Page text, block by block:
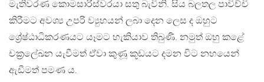
මැතිවරණ කොමසාරිස්වරයා සතු බැවිනි. සිය බලතල පාවිච්චි
කිරීමට අවශ්‍ය උපරි ව්‍යුහයන් ලබා දෙන ලෙස ද ඔහුට
ශ්‍රේෂ්ඨාධිකරණයට යෑමට හැකියාව තිබුණි. නමුත් ඔහු කළේ
චක්‍රලේඛන යැවීමත් ඒවා කුණූ කූඩයට දමන විට නහයෙන්
ඇඩීමත් පමණ ය.